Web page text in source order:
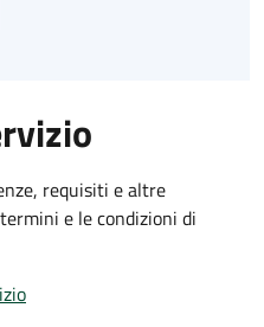
requisiti e altre
e le condizioni di